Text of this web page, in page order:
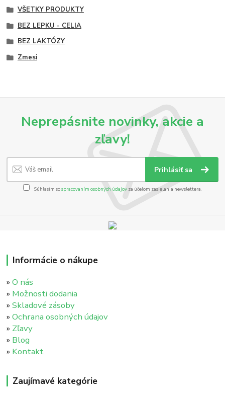
VŠETKY PRODUKTY
BEZ LEPKU - CELIA
BEZ LAKTÓZY
Zmesi
Neprepásnite novinky, akcie a
zľavy!
Prihlásiť sa
Súhlasím sospracovaním osobných údajov za účelom zasielania newslettera.
Informácie o nákupe
»O nás
» Možnosti dodania
»Skladové zásoby
»Ochrana osobných údajov
» Zľavy
» Blog
» Kontakt
Zaujímavé kategórie